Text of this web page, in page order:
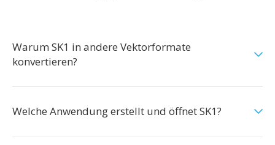
Warum SK1 in andere Vektorformate
konvertieren?
Welche Anwendung erstellt und öffnet SK1?